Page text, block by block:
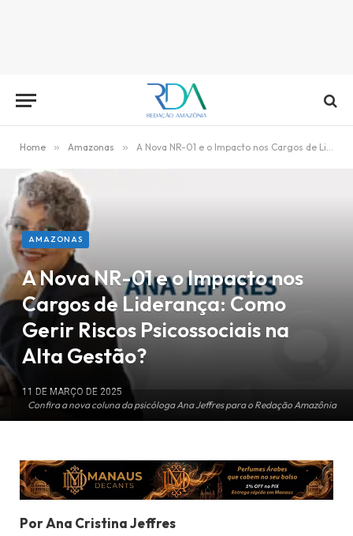
Home » Amazonas » A Nova NR-01 e o Impacto nos Cargos de Liderança: Como Gerir Riscos Psicossociais na Alta Gestão?
Confira a nova coluna da psicóloga Ana Jeffres para o Redação Amazônia
AMAZONAS
A Nova NR-01 e o Impacto nos
Cargos de Liderança: Como
Gerir Riscos Psicossociais na
Alta Gestão?
11 DE MARÇO DE 2025
Por Ana Cristina Jeffres